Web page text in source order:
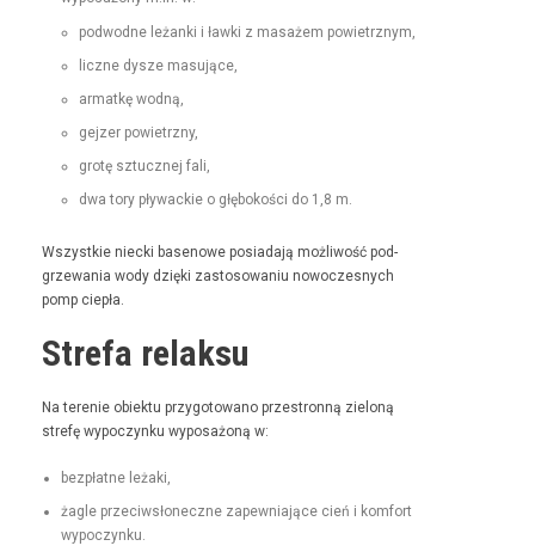
pod­wodne leżan­ki i ław­ki z masażem powietrznym,
liczne dysze masujące,
armatkę wod­ną,
gejz­er powietrzny,
grotę sztucznej fali,
dwa tory pływack­ie o głębokoś­ci do 1,8 m.
Wszys­tkie niec­ki basenowe posi­ada­ją możli­wość pod­
grze­wa­nia wody dzię­ki zas­tosowa­niu nowoczes­nych
pomp ciepła.
Strefa relaksu
Na tere­nie obiek­tu przy­go­towano prze­stron­ną zieloną
stre­fę wypoczynku wyposażoną w:
bezpłatne leża­ki,
żagle prze­ci­wsłoneczne zapew­ni­a­jące cień i kom­fort
wypoczynku.